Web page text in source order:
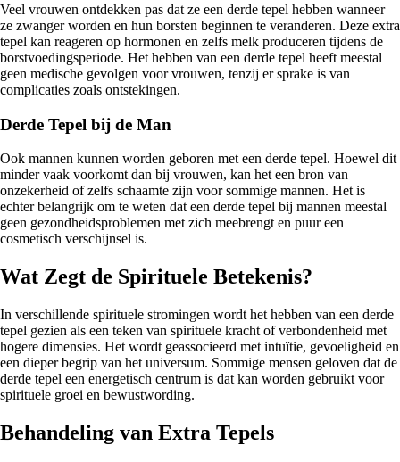
Veel vrouwen ontdekken pas dat ze een derde tepel hebben wanneer
ze zwanger worden en hun borsten beginnen te veranderen. Deze extra
tepel kan reageren op hormonen en zelfs melk produceren tijdens de
borstvoedingsperiode. Het hebben van een derde tepel heeft meestal
geen medische gevolgen voor vrouwen, tenzij er sprake is van
complicaties zoals ontstekingen.
Derde Tepel bij de Man
Ook mannen kunnen worden geboren met een derde tepel. Hoewel dit
minder vaak voorkomt dan bij vrouwen, kan het een bron van
onzekerheid of zelfs schaamte zijn voor sommige mannen. Het is
echter belangrijk om te weten dat een derde tepel bij mannen meestal
geen gezondheidsproblemen met zich meebrengt en puur een
cosmetisch verschijnsel is.
Wat Zegt de Spirituele Betekenis?
In verschillende spirituele stromingen wordt het hebben van een derde
tepel gezien als een teken van spirituele kracht of verbondenheid met
hogere dimensies. Het wordt geassocieerd met intuïtie, gevoeligheid en
een dieper begrip van het universum. Sommige mensen geloven dat de
derde tepel een energetisch centrum is dat kan worden gebruikt voor
spirituele groei en bewustwording.
Behandeling van Extra Tepels